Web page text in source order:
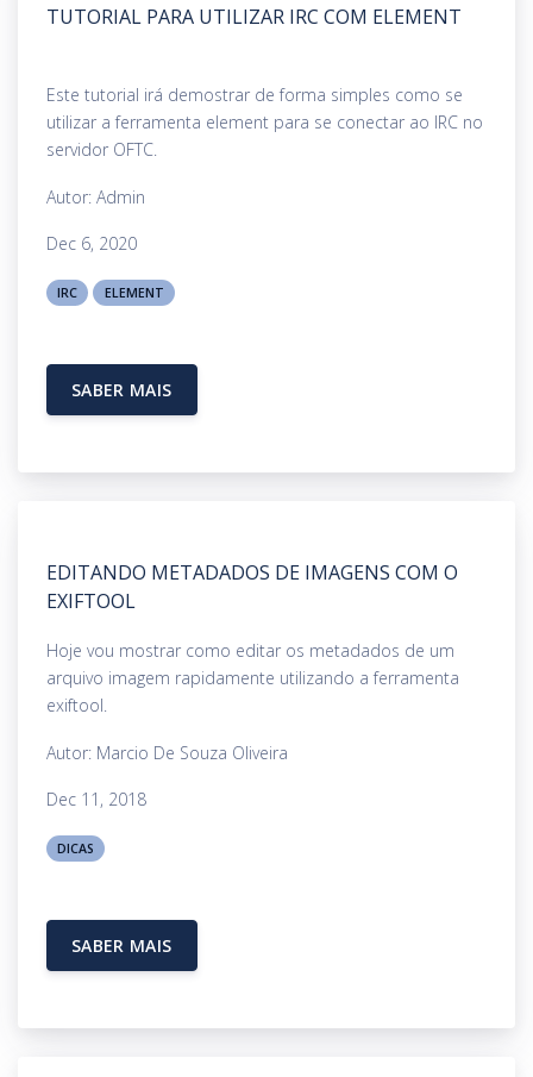
TUTORIAL PARA UTILIZAR IRC COM ELEMENT
Este tutorial irá demostrar de forma simples como se
utilizar a ferramenta element para se conectar ao IRC no
servidor OFTC.
Autor: Admin
Dec 6, 2020
IRC ELEMENT
SABER MAIS
EDITANDO METADADOS DE IMAGENS COM O
EXIFTOOL
Hoje vou mostrar como editar os metadados de um
arquivo imagem rapidamente utilizando a ferramenta
exiftool.
Autor: Marcio De Souza Oliveira
Dec 11, 2018
DICAS
SABER MAIS